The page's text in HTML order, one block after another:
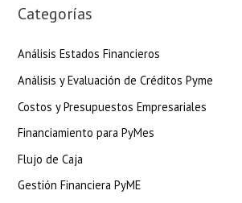
Categorías
Análisis Estados Financieros
Análisis y Evaluación de Créditos Pyme
Costos y Presupuestos Empresariales
Financiamiento para PyMes
Flujo de Caja
Gestión Financiera PyME